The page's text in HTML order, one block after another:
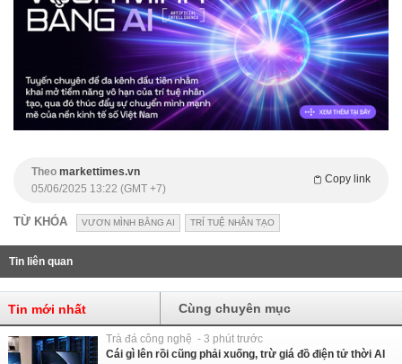
Theo markettimes.vn
Copy link
05/06/2025 13:22 (GMT +7)
TỪ KHÓA VƯƠN MÌNH BẰNG AI TRÍ TUỆ NHÂN TẠO
Tin liên quan
Tin mới nhất Cùng chuyên mục
Trà đá công nghệ - 3 phút trước
Cái gì lên rồi cũng phải xuống, trừ giá đồ điện tử thời AI